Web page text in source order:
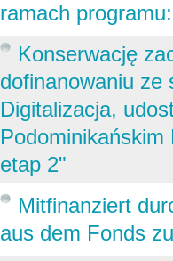
ramach
Konserwację
dofinanowaniu ze
Digitalizacja,
etap 2"
Mitfinanziert
aus dem Fonds